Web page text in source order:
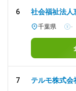
6 社会福祉法人
千葉県 -
7 テルモ株式会